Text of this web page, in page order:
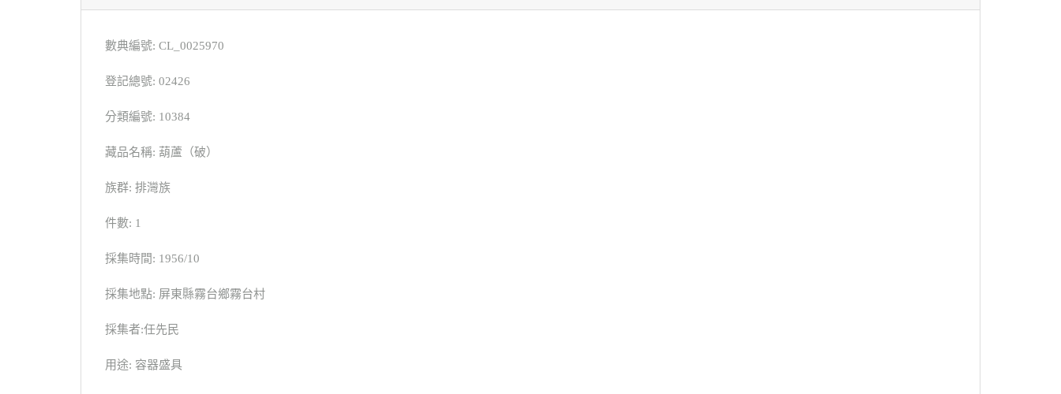
數典編號: CL_0025970
登記總號: 02426
分類編號: 10384
藏品名稱: 葫蘆（破）
族群: 排灣族
件數: 1
採集時間: 1956/10
採集地點: 屏東縣霧台鄉霧台村
採集者:任先民
用途: 容器盛具